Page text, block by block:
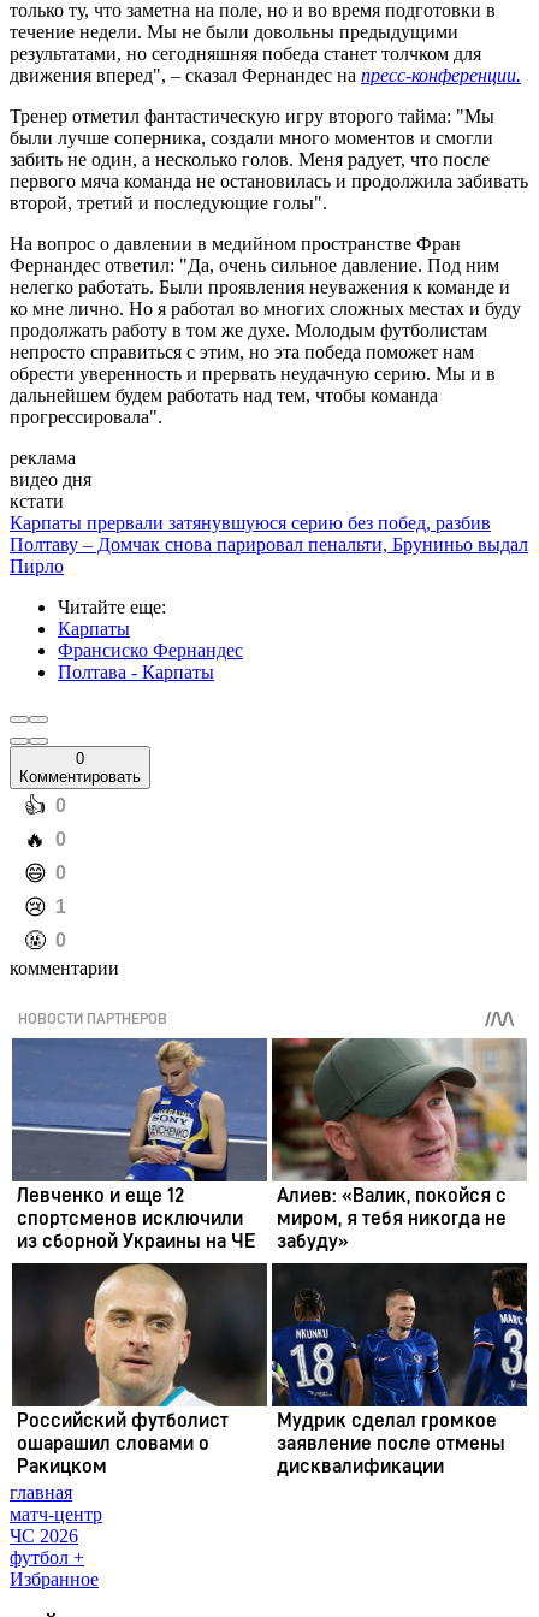
только ту, что заметна на поле, но и во время подготовки в
течение недели. Мы не были довольны предыдущими
результатами, но сегодняшняя победа станет толчком для
движения вперед", – сказал Фернандес на пресс-конференции.
Тренер отметил фантастическую игру второго тайма: "Мы
были лучше соперника, создали много моментов и смогли
забить не один, а несколько голов. Меня радует, что после
первого мяча команда не остановилась и продолжила забивать
второй, третий и последующие голы".
На вопрос о давлении в медийном пространстве Фран
Фернандес ответил: "Да, очень сильное давление. Под ним
нелегко работать. Были проявления неуважения к команде и
ко мне лично. Но я работал во многих сложных местах и буду
продолжать работу в том же духе. Молодым футболистам
непросто справиться с этим, но эта победа поможет нам
обрести уверенность и прервать неудачную серию. Мы и в
дальнейшем будем работать над тем, чтобы команда
прогрессировала".
реклама
видео дня
кстати
Карпаты прервали затянувшуюся серию без побед, разбив
Полтаву – Домчак снова парировал пенальти, Бруниньо выдал
Пирло
Читайте еще:
Карпаты
Франсиско Фернандес
Полтава - Карпаты
0
Комментировать
️👍 0
️🔥 0
️😄 0
️😢 1
️🤬 0
комментарии
главная
матч-центр
ЧС 2026
футбол +
Избранное